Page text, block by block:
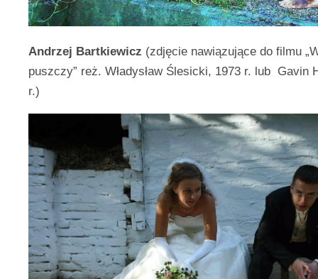
Andrzej Bartkiewicz (zdjęcie nawiązujące do filmu
puszczy” reż. Władysław Ślesicki, 1973 r. lub Gavin
r.)